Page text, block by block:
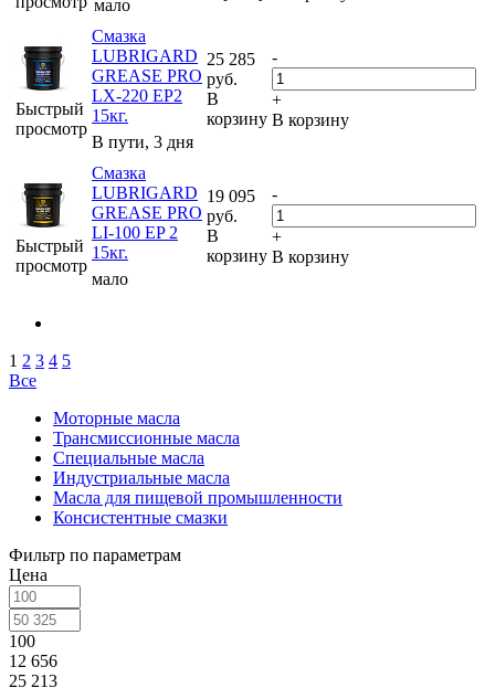
мало
Быстрый
просмотр
Смазка
LUBRIGARD
GREASE PRO
LX-220 EP2
15кг.
В пути, 3 дня
25 285
руб.
В
корзину
-
+
В корзину
Быстрый
просмотр
Смазка
LUBRIGARD
GREASE PRO
LI-100 EP 2
15кг.
мало
19 095
руб.
В
корзину
-
+
В корзину
1 2 3 4 5
Все
Моторные масла
Трансмиссионные масла
Специальные масла
Индустриальные масла
Масла для пищевой промышленности
Консистентные смазки
Фильтр по параметрам
Цена
100
12 656
25 213